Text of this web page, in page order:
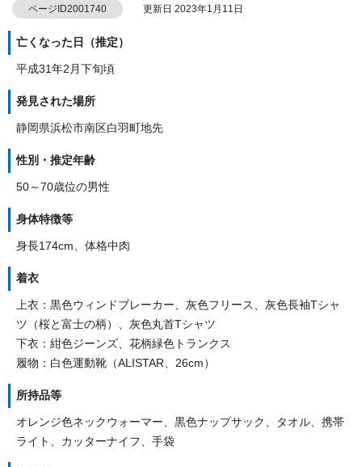
ページID2001740 更新日 2023年1月11日
亡くなった日（推定）
平成31年2月下旬頃
発見された場所
静岡県浜松市南区白羽町地先
性別・推定年齢
50～70歳位の男性
身体特徴等
身長174cm、体格中肉
着衣
上衣：黒色ウィンドブレーカー、灰色フリース、灰色長袖Tシャ
ツ（桜と富士の柄）、灰色丸首Tシャツ
下衣：紺色ジーンズ、花柄緑色トランクス
履物：白色運動靴（ALISTAR、26cm）
所持品等
オレンジ色ネックウォーマー、黒色ナップサック、タオル、携帯
ライト、カッターナイフ、手袋